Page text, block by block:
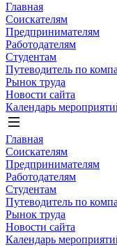
Главная
Соискателям
Предпринимателям
Работодателям
Студентам
Путеводитель по
Рынок труда
Новости сайта
Календарь
Главная
Соискателям
Предпринимателям
Работодателям
Студентам
Путеводитель по
Рынок труда
Новости сайта
Календарь